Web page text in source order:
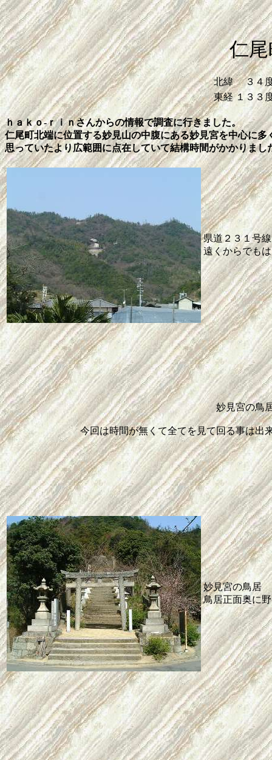
仁
北緯
３４
東経 １３３
ｈａｋｏ‐ｒｉｎさんからの情報で調査に行きました。
仁尾町北端に位置する妙見山の中腹にある妙見宮を中心に多
思っていたより広範囲に点在していて結構時間がかかりまし
県道２３１号
遠くからでも
妙見宮の鳥
今回は時間が無くて全てを見て回る事は出
妙見宮の鳥居
鳥居正面奥に